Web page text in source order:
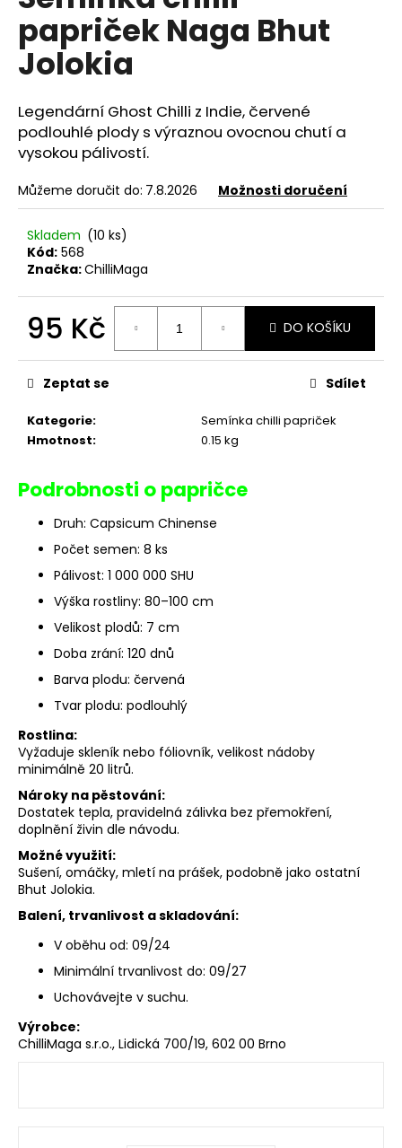
5
hvězdiček.
papriček Naga Bhut
Jolokia
Legendární Ghost Chilli z Indie, červené
podlouhlé plody s výraznou ovocnou chutí a
vysokou pálivostí.
Můžeme doručit do: 7.8.2026 Možnosti doručení
Skladem (10 ks)
Kód: 568
Značka:ChilliMaga
95 Kč
cena:
DO KOŠÍKU
Kategorie:
Semínka chilli papriček
Hmotnost: 0.15 kg
Zeptat se Sdílet
Podrobnosti o papričce
Druh: Capsicum Chinense
Počet semen: 8 ks
Pálivost: 1 000 000 SHU
Výška rostliny: 80–100 cm
Velikost plodů: 7 cm
Doba zrání: 120 dnů
Barva plodu: červená
Tvar plodu: podlouhlý
Rostlina:
Vyžaduje skleník nebo fóliovník, velikost nádoby
minimálně 20 litrů.
Nároky na pěstování:
Dostatek tepla, pravidelná zálivka bez přemokření,
doplnění živin dle návodu.
Možné využití:
Sušení, omáčky, mletí na prášek, podobně jako ostatní
Bhut Jolokia.
Balení, trvanlivost a skladování:
V oběhu od: 09/24
Minimální trvanlivost do: 09/27
Uchovávejte v suchu.
Výrobce:
ChilliMaga s.r.o., Lidická 700/19, 602 00 Brno
n
a
j
í
t
?
D
p
o
u
č
j
e
CHILLI
KOŘENÍ
395
Původně: